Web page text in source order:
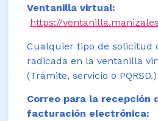
Ventanilla virtual:
https://
Cualquier tipo de solicitud
radicada en la ventanilla
(Trámite, servicio o PQRSD.)
Correo para la recepción
facturación electrónica: